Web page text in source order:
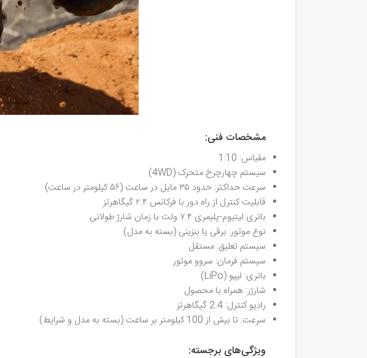
مشخصات فنی:
مقیاس: 1:10
سیستم چهارچرخ متحرک (4WD)
سرعت حداکثر: حدود ۳۵ مایل در ساعت (۵۶ کیلومتر در ساعت)
قابلیت کنترل از راه دور با فرکانس ۲.۴ گیگاهرتز
باتری لیتیوم-پلیمری ۷.۴ ولت با زمان شارژ طولانی
نوع موتور: برقی یا بنزینی (بسته به مدل)
سیستم تعلیق: مستقل
سیستم فرمان: سروو موتور
باتری: لیپو (LiPo)
شارژر: همراه با محصول
رادیو کنترل: 2.4 گیگاهرتز
سرعت: تا بیش از 100 کیلومتر بر ساعت (بسته به مدل و شرایط)
ویژگی‌های برجسته: